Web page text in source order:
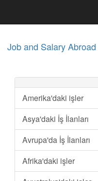
Job and Salary Abroad
Amerika'daki işler
Asya'daki İş İlanları
Avrupa'da İş İlanları
Afrika'daki işler